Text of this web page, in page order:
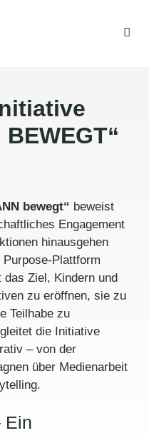
BEWEGT“
bewegt“ beweist
Engagement
hinausgehen
Plattform
Ziel, Kindern und
zu eröffnen, sie zu
Teilhabe zu
die Initiative
– von der
über Medienarbeit
Ein